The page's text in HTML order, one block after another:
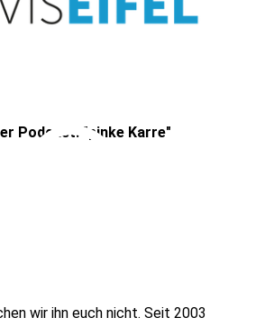
play_circle
Podcast: "pinke Karre"
wir ihn euch nicht. Seit 2003